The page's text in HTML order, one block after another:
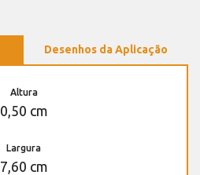
Desenhos da Aplicação
Altura
0,50 cm
Largura
7,60 cm